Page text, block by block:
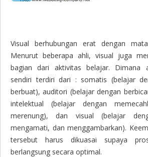
Visual berhubungan erat dengan
Menurut beberapa ahli, visual juga
bagian dari aktivitas belajar. Dimana
sendiri terdiri dari : somatis (belajar
berbuat), auditori (belajar dengan
intelektual (belajar dengan
merenung), dan visual (belajar
mengamati, dan menggambarkan).
tersebut harus dikuasai supaya
berlangsung secara optimal.